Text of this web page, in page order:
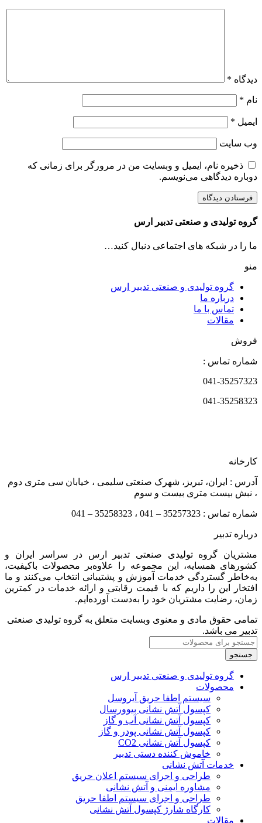
دیدگاه *
نام *
ایمیل *
وب‌ سایت
ذخیره نام، ایمیل و وبسایت من در مرورگر برای زمانی که
دوباره دیدگاهی می‌نویسم.
گروه تولیدی و صنعتی تدبیر ارس
ما را در شبکه های اجتماعی دنبال کنید…
منو
گروه تولیدی و صنعتی تدبیر ارس
درباره ما
تماس با ما
مقالات
فروش
شماره تماس :
041-35257323
041-35258323
کارخانه
آدرس : ایران، تبریز، شهرک صنعتی سلیمی ، خیابان سی متری دوم
، نبش بیست متری بیست و سوم
شماره تماس : 35257323 – 041 ، 35258323 – 041
درباره تدبیر
مشتریان گروه تولیدی صنعتی تدبیر ارس در سراسر ایران و
کشورهای همسایه، این مجموعه را علاوه‌بر محصولات باکیفیت،
به‌خاطر گستردگی خدمات آموزش و پشتیبانی انتخاب می‌کنند و ما
افتخار این را داریم که با قیمت رقابتی و ارائه خدمات در کمترین
زمان، رضایت مشتریان خود را به‌دست آورده‌ایم.
تمامی حقوق مادی و معنوی وبسایت متعلق به گروه تولیدی صنعتی
تدبیر می باشد.
جستجو
گروه تولیدی و صنعتی تدبیر ارس
محصولات
سیستم اطفا حریق آیروسل
کپسول آتش نشانی بیوورسال
کپسول آتش نشانی آب و گاز
کپسول آتش نشانی پودر و گاز
کپسول آتش نشانی CO2
خاموش کننده‌ دستی تدبیر
خدمات آتش نشانی
طراحی و اجرای سیستم اعلان حریق
مشاوره ایمنی و آتش نشانی
طراحی و اجرای سیستم اطفا حریق
کارگاه شارژ کپسول آتش نشانی
مقالات